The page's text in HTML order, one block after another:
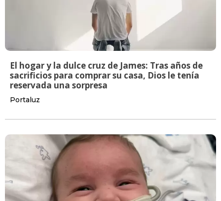
El hogar y la dulce cruz de James: Tras años de
sacrificios para comprar su casa, Dios le tenía
reservada una sorpresa
Portaluz